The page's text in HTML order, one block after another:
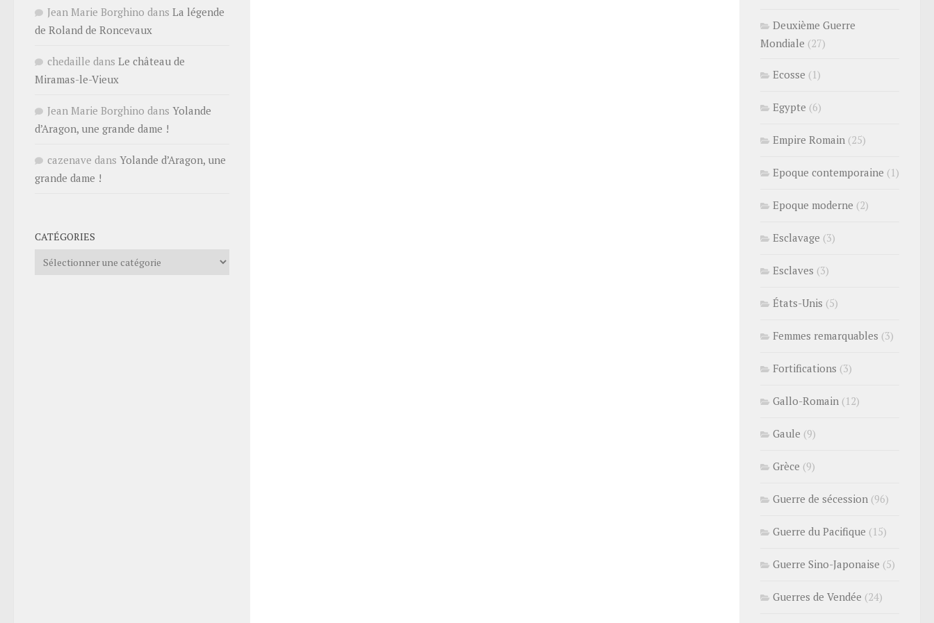
Jean Marie Borghino dans La légende
de Roland de Roncevaux
chedaille dans Le château de
Miramas-le-Vieux
Jean Marie Borghino dans Yolande
d’Aragon, une grande dame !
cazenave dans Yolande d’Aragon, une
grande dame !
CATÉGORIES
Catégories
Deuxième Guerre
Mondiale (27)
Ecosse (1)
Egypte (6)
Empire Romain (25)
Epoque contemporaine (1)
Epoque moderne (2)
Esclavage (3)
Esclaves (3)
États-Unis (5)
Femmes remarquables (3)
Fortifications (3)
Gallo-Romain (12)
Gaule (9)
Grèce (9)
Guerre de sécession (96)
Guerre du Pacifique (15)
Guerre Sino-Japonaise (5)
Guerres de Vendée (24)